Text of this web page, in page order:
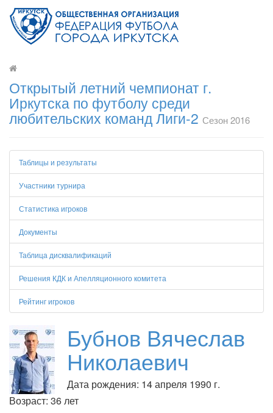
Открытый летний чемпионат г.
Иркутска по футболу среди
любительских команд Лиги-2 Сезон 2016
Таблицы и результаты
Участники турнира
Статистика игроков
Документы
Таблица дисквалификаций
Решения КДК и Апелляционного комитета
Рейтинг игроков
Бубнов Вячеслав
Николаевич
Дата рождения: 14 апреля 1990 г.
Возраст: 36 лет